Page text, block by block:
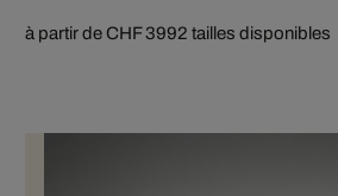
à partir de CHF 3992 tailles disponibles